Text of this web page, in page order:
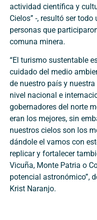
actividad científica y
Cielos” -, resultó ser
personas que
comuna minera.
“El turismo sustentable
cuidado del medio
de nuestro país y
nivel nacional e
gobernadores del norte
eran los mejores, sin
nuestros cielos son los
dándole el vamos con
replicar y fortalecer
Vicuña, Monte Patria o
potencial astronómico”,
Krist Naranjo.